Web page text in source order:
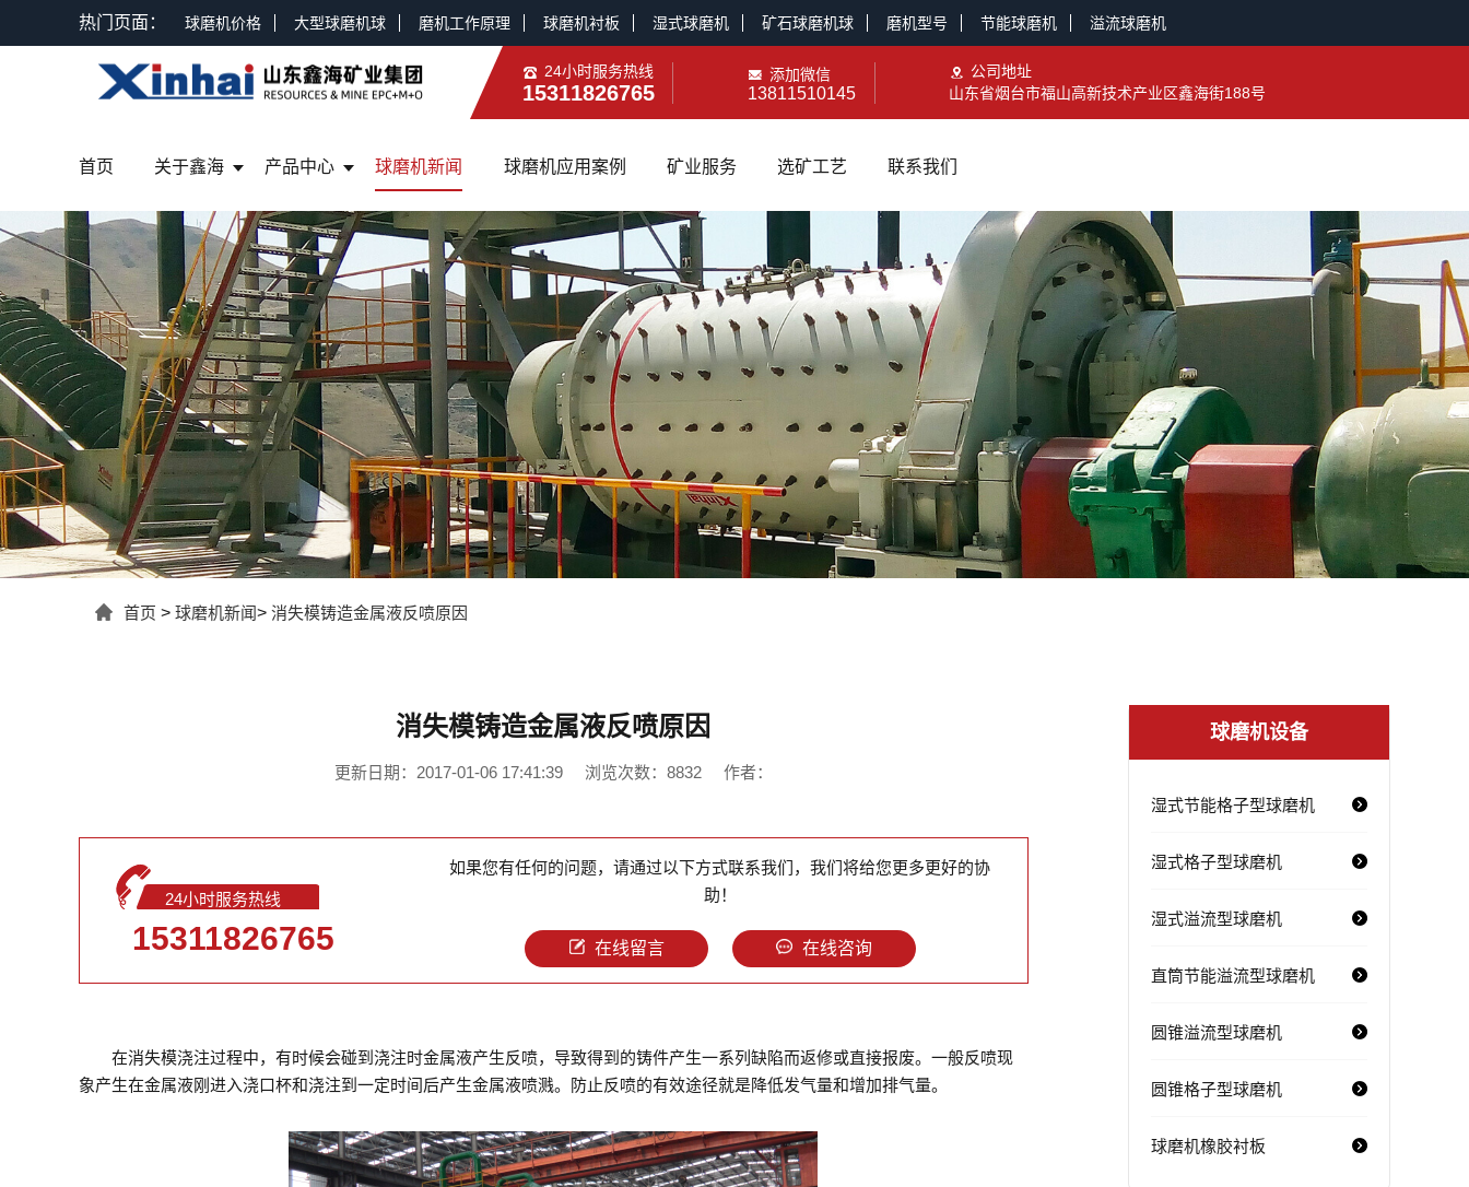
热门页面： 球磨机价格 大型球磨机球 磨机工作原理 球磨机衬板 湿式球磨机 矿石球磨机球 磨机型号 节能球磨机 溢流球磨机
24小时服务热线
15311826765
添加微信
13811510145
公司地址
山东省烟台市福山高新技术产业区鑫海街188号
首页 关于鑫海 产品中心 球磨机新闻 球磨机应用案例 矿业服务 选矿工艺 联系我们
首页 > 球磨机新闻> 消失模铸造金属液反喷原因
消失模铸造金属液反喷原因
更新日期：2017-01-06 17:41:39 浏览次数：8832 作者：
24小时服务热线
15311826765
如果您有任何的问题，请通过以下方式联系我们，我们将给您更多更好的协
助！
在线留言 在线咨询
在消失模浇注过程中，有时候会碰到浇注时金属液产生反喷，导致得到的铸件产生一系列缺陷而返修或直接报废。一般反喷现
象产生在金属液刚进入浇口杯和浇注到一定时间后产生金属液喷溅。防止反喷的有效途径就是降低发气量和增加排气量。
球磨机设备
湿式节能格子型球磨机
湿式格子型球磨机
湿式溢流型球磨机
直筒节能溢流型球磨机
圆锥溢流型球磨机
圆锥格子型球磨机
球磨机橡胶衬板